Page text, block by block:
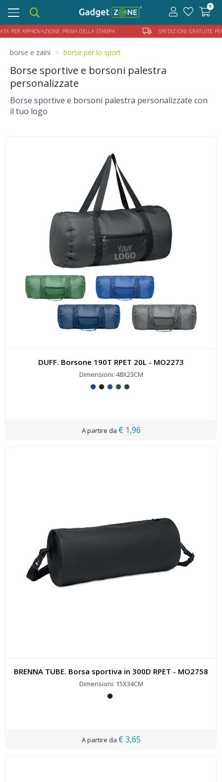
APPROVAZIONE PRIMA DELLA STAMPA SPEDIZIONI GRATUITE PER
Toggle
navigation
0
borse e zaini borse per lo sport
Borse sportive e borsoni palestra
personalizzate
Borse sportive e borsoni palestra personalizzate con
il tuo logo
DUFF. Borsone 190T RPET 20L - MO2273
Dimensioni: 48X23CM
€ 1,96
BRENNA TUBE. Borsa sportiva in 300D RPET - MO2758
Dimensioni: 15X34CM
€ 3,65